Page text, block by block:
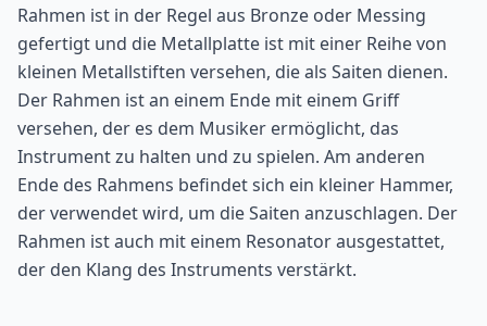
Rahmen ist in der Regel aus Bronze oder Messing
gefertigt und die Metallplatte ist mit einer Reihe von
kleinen Metallstiften versehen, die als Saiten dienen.
Der Rahmen ist an einem Ende mit einem Griff
versehen, der es dem Musiker ermöglicht, das
Instrument zu halten und zu spielen. Am anderen
Ende des Rahmens befindet sich ein kleiner Hammer,
der verwendet wird, um die Saiten anzuschlagen. Der
Rahmen ist auch mit einem Resonator ausgestattet,
der den Klang des Instruments verstärkt.